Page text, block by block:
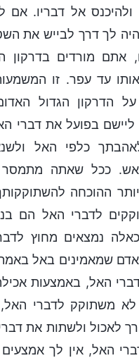
אל דבריו. אם
לך דרך לבייש את
אתם מורדים בדרקון
עד עפר. זו
הדרקון הגדול
ליישם בפועל את דברי
כלפי האל
ככל שאתה מתמסר
ההוכחה
לדברי האל הם
נמצאים מחוץ
אדם שמאמינים באל
האל, באמצעות
משתוקק לדברי האל,
לאכול ולשתות את
האל, אין לך